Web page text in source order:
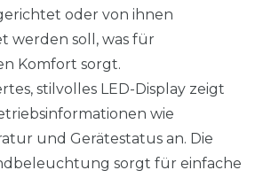
oder von ihnen
werden soll, was für
Komfort sorgt.
stilvolles LED-Display zeigt
wie
und Gerätestatus an. Die
sorgt für einfache